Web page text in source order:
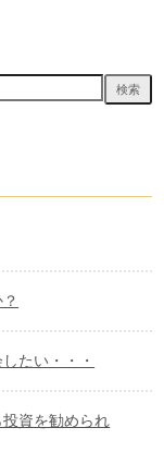
たい・・・
資を勧められ